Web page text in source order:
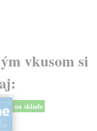
vkusom si
na sklade